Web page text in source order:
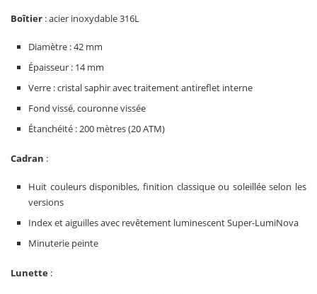
Boîtier : acier inoxydable 316L
Diamètre : 42 mm
Épaisseur : 14 mm
Verre : cristal saphir avec traitement antireflet interne
Fond vissé, couronne vissée
Étanchéité : 200 mètres (20 ATM)
Cadran :
Huit couleurs disponibles, finition classique ou soleillée selon les
versions
Index et aiguilles avec revêtement luminescent Super-LumiNova
Minuterie peinte
Lunette :